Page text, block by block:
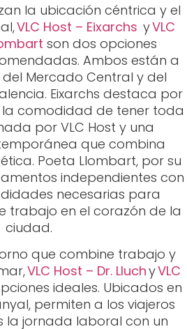
la ubicación céntrica y el
VLC Host – Eixarchs yVLC
son dos opciones
Ambos están a
Mercado Central y del
Eixarchs destaca por
la comodidad de tener toda
por VLC Host y una
que combina
Poeta Llombart, por su
independientes con
necesarias para
trabajo en el corazón de la
ciudad.
que combine trabajo y
VLC Host – Dr. LluchyVLC
ideales. Ubicados en
permiten a los viajeros
la jornada laboral con un